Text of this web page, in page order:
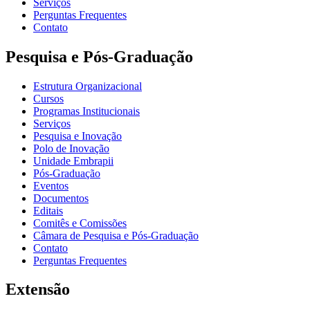
Perguntas Frequentes
Contato
Pesquisa e Pós-Graduação
Estrutura Organizacional
Cursos
Programas Institucionais
Serviços
Pesquisa e Inovação
Polo de Inovação
Unidade Embrapii
Pós-Graduação
Eventos
Documentos
Editais
Comitês e Comissões
Câmara de Pesquisa e Pós-Graduação
Contato
Perguntas Frequentes
Extensão